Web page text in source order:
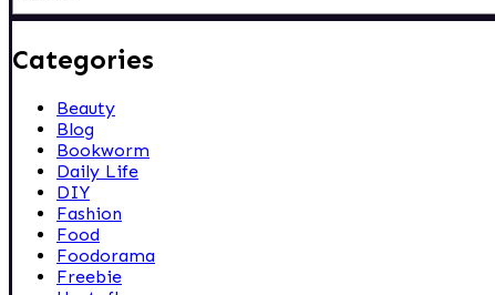
Categories
Beauty
Blog
Bookworm
Daily Life
DIY
Fashion
Food
Foodorama
Freebie